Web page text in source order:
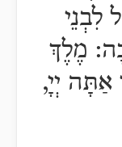
לִבְנֵי
מֶלֶךְ
אַתָּה יְיָ,